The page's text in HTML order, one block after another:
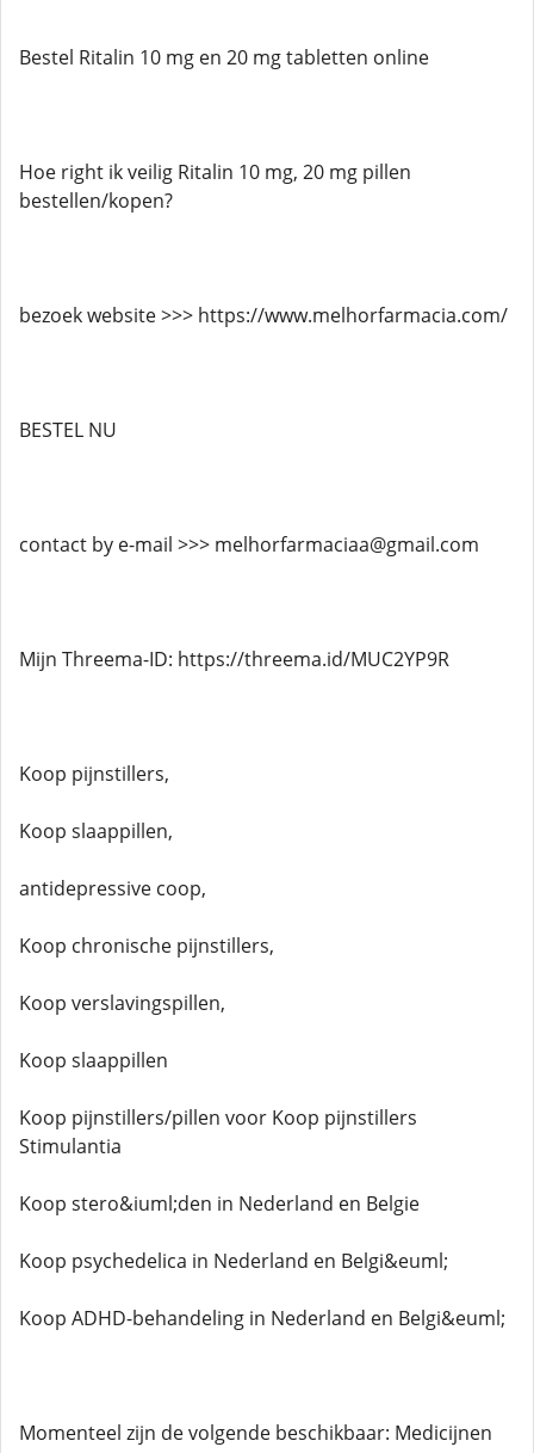
Bestel Ritalin 10 mg en 20 mg tabletten online
Hoe right ik veilig Ritalin 10 mg, 20 mg pillen
bestellen/kopen?
bezoek website >>> https://www.melhorfarmacia.com/
BESTEL NU
contact by e-mail >>> melhorfarmaciaa@gmail.com
Mijn Threema-ID: https://threema.id/MUC2YP9R
Koop pijnstillers,
Koop slaappillen,
antidepressive coop,
Koop chronische pijnstillers,
Koop verslavingspillen,
Koop slaappillen
Koop pijnstillers/pillen voor Koop pijnstillers
Stimulantia
Koop stero&iuml;den in Nederland en Belgie
Koop psychedelica in Nederland en Belgi&euml;
Koop ADHD-behandeling in Nederland en Belgi&euml;
Momenteel zijn de volgende beschikbaar: Medicijnen